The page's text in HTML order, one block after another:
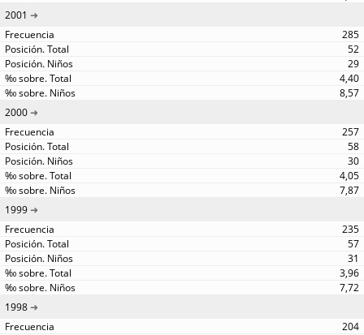
2001
285
52
29
4,40
8,57
2000
257
58
30
4,05
7,87
1999
235
57
31
3,96
7,72
1998
204